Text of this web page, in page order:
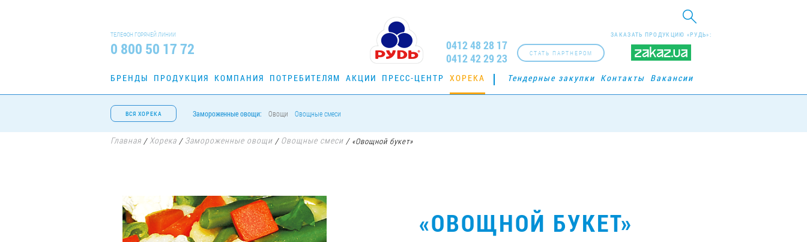
ТЕЛЕФОН ГОРЯЧЕЙ ЛИНИИ
0 800 50 17 72
ЗАКАЗАТЬ ПРОДУКЦИЮ «РУДЬ»:
СТАТЬ ПАРТНЕРОМ
0412 48 28 17
0412 42 29 23
БРЕНДЫ ПРОДУКЦИЯ КОМПАНИЯ ПОТРЕБИТЕЛЯМ АКЦИИ ПРЕСС-ЦЕНТР ХОРЕКА Тендерные закупки Контакты Вакансии
ВСЯ ХОРЕКА Замороженные овощи: Овощи Овощные смеси
Главная / Хорека / Замороженные овощи / Овощные смеси /«Овощной букет»
«ОВОЩНОЙ БУКЕТ»